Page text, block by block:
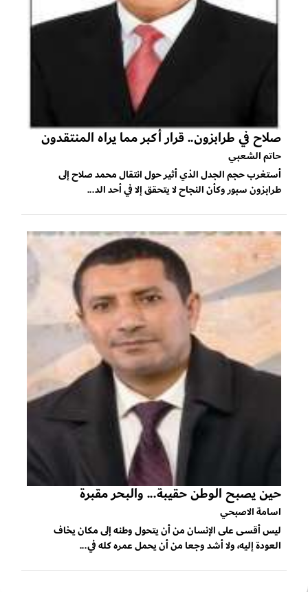
صلاح في طرابزون.. قرار أكبر مما يراه المنتقدون
حاتم الشعبي
أستغرب حجم الجدل الذي أثير حول انتقال محمد صلاح إلى
طرابزون سبور وكأن النجاح لا يتحقق إلا في أحد الد...
حين يصبح الوطن حقيبة... والبحر مقبرة
اسامة الاصبحي
ليس أقسى على الإنسان من أن يتحول وطنه إلى مكان يخاف
العودة إليه، ولا أشد وجعا من أن يحمل عمره كله في...